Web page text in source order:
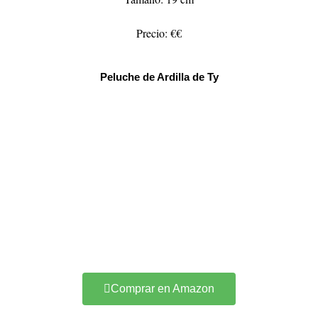
Precio: €€
Peluche de Ardilla de Ty
Comprar en Amazon